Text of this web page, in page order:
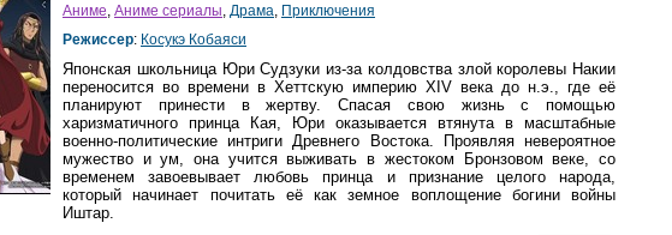
Аниме, Аниме сериалы, Драма, Приключения
Режиссер: Косукэ Кобаяси
Японская школьница Юри Судзуки из-за колдовства злой королевы Накии
переносится во времени в Хеттскую империю XIV века до н.э., где её
планируют принести в жертву. Спасая свою жизнь с помощью
харизматичного принца Кая, Юри оказывается втянута в масштабные
военно-политические интриги Древнего Востока. Проявляя невероятное
мужество и ум, она учится выживать в жестоком Бронзовом веке, со
временем завоевывает любовь принца и признание целого народа,
который начинает почитать её как земное воплощение богини войны
Иштар.